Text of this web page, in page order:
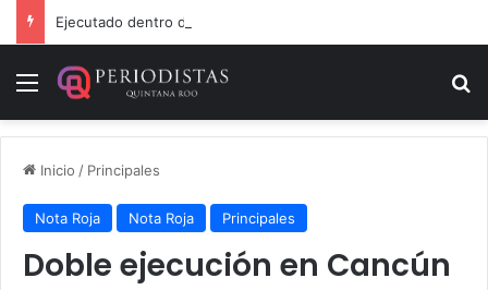
Ejecutado dentro de un local comercial en Cancún
Menú
Inicio / Principales
Nota Roja Nota Roja Principales
Doble ejecución en Cancún